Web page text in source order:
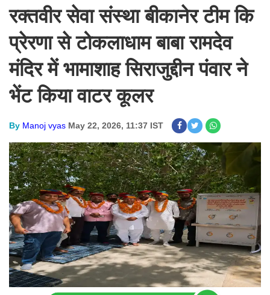
रक्तवीर सेवा संस्था बीकानेर टीम कि
प्रेरणा से टोकलाधाम बाबा रामदेव
मंदिर में भामाशाह सिराजुद्दीन पंवार ने
भेंट किया वाटर कूलर
By Manoj vyas May 22, 2026, 11:37 IST